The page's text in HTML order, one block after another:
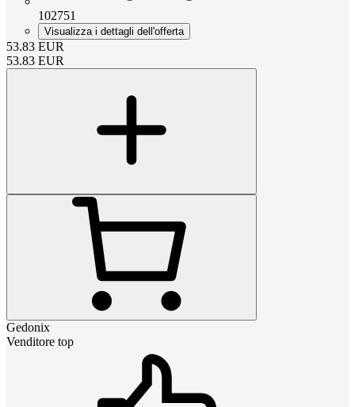
102751
Visualizza i dettagli dell'offerta
53.83 EUR
53.83 EUR
Gedonix
Venditore top